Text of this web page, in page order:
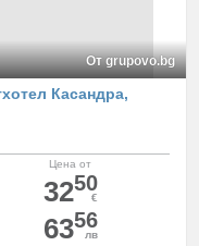
От grupovo.bg
Касандра,
Цена от
3250
€
6356
лв